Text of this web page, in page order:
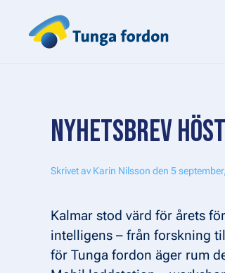
Skip to main content
NYHETSBREV
Skrivet avKarin Nilsson den 5
Kalmar stod värd för årets
intelligens – från forskning
för Tunga fordon äger rum